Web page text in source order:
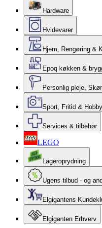
Hardware
Hvidevarer
Hjem, Rengøring &
Epoq køkken &
Personlig pleje,
Sport, Fritid & Hobby
Services & tilbehør
LEGO
Lageroprydning
Ugens tilbud - og
Elgigantens
Elgiganten Erhverv